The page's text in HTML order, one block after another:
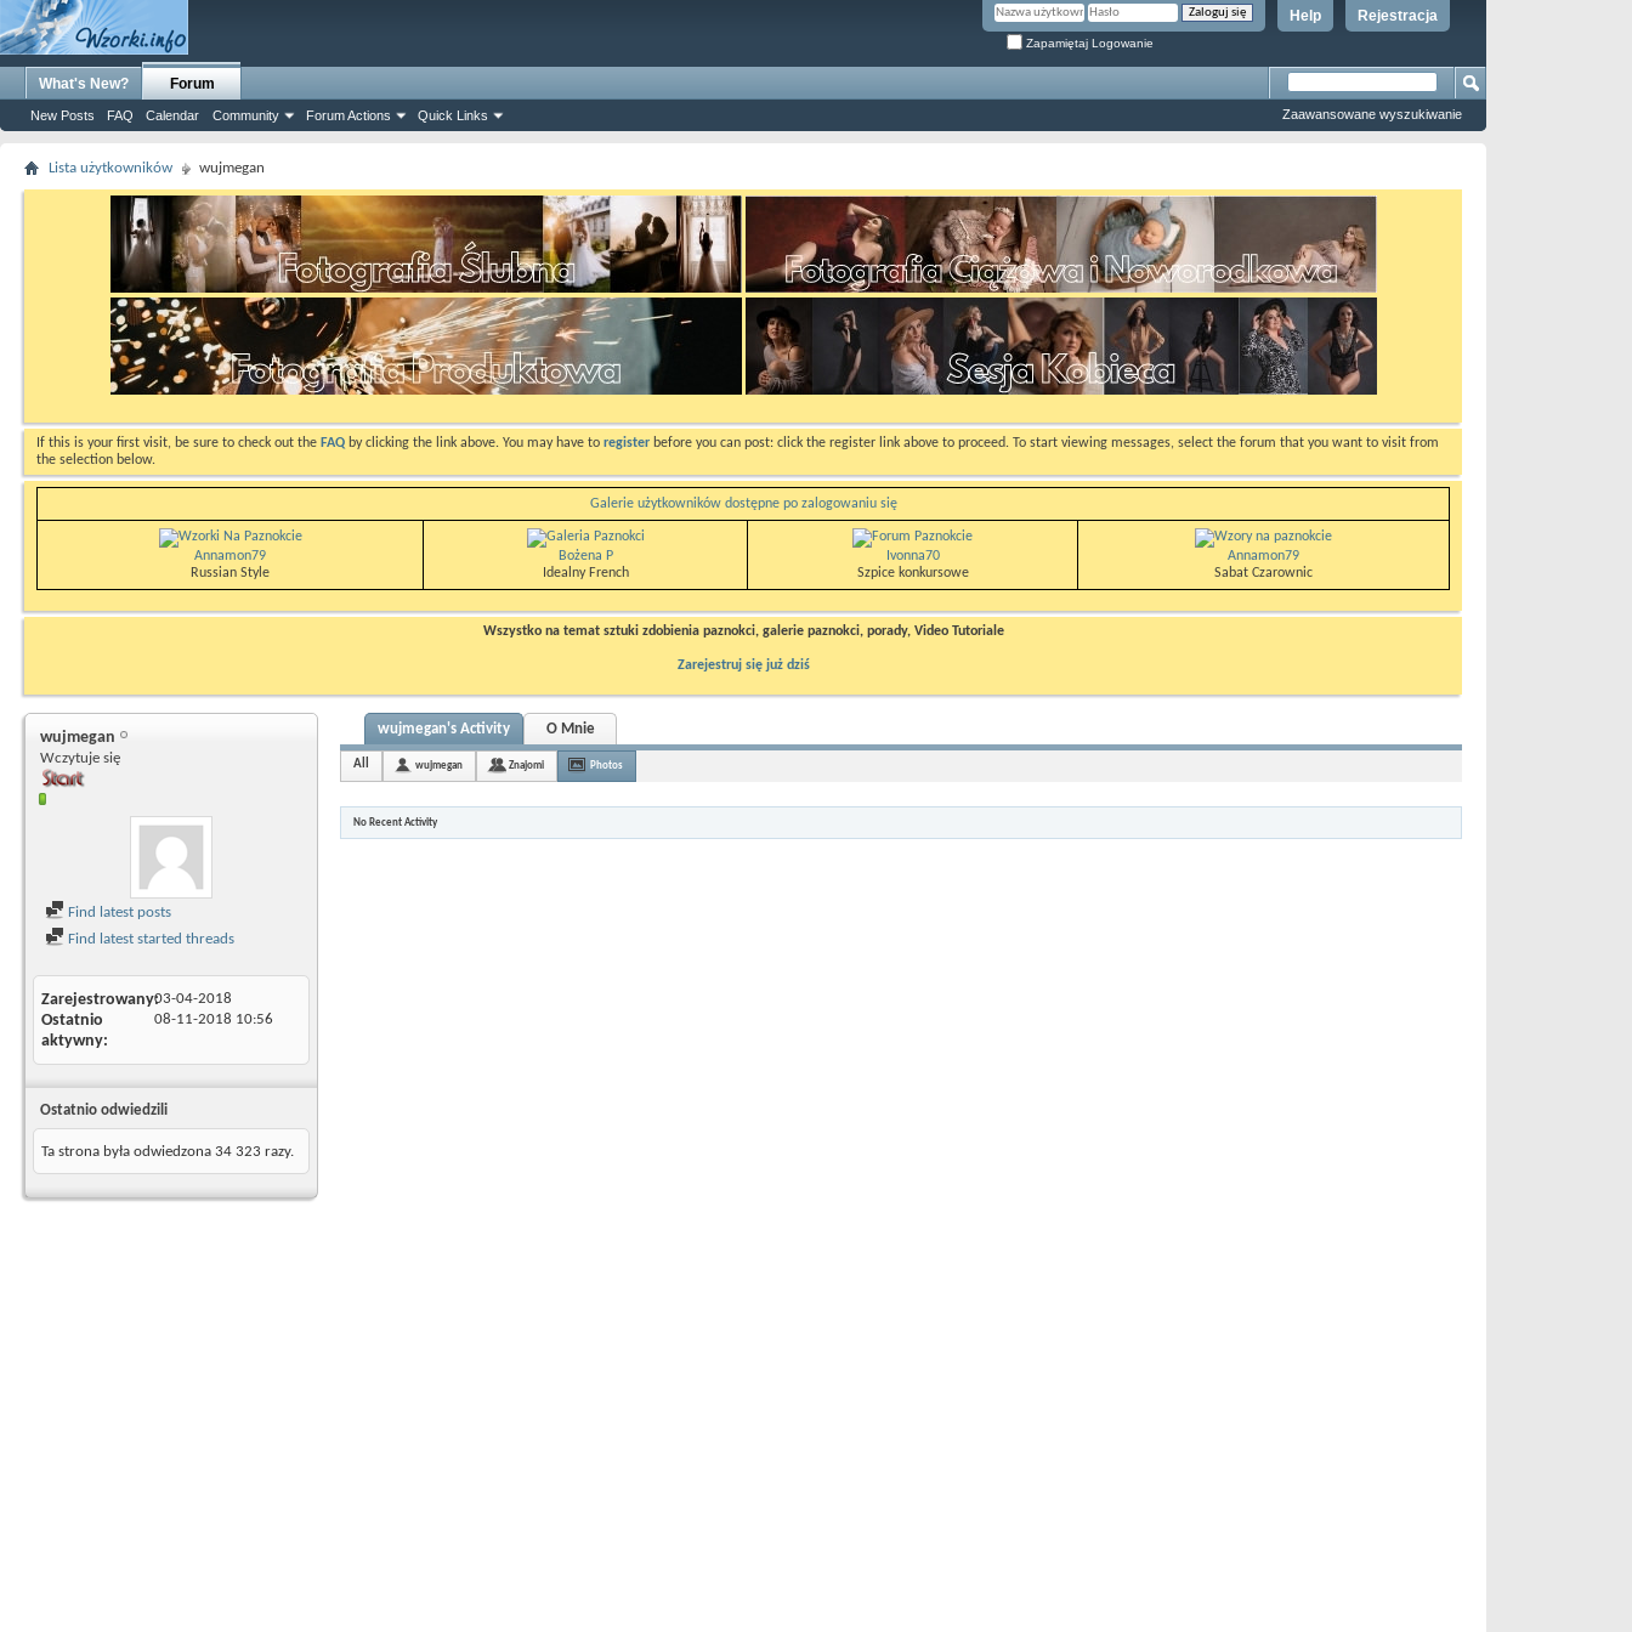
Rejestracja
Help
Zapamiętaj Logowanie
What's New? Forum
New Posts FAQ Calendar Community Forum Actions Quick Links Zaawansowane wyszukiwanie
Lista użytkowników wujmegan
If this is your first visit, be sure to check out the FAQ by clicking the link above. You may have to register before you can post: click the register link above to proceed. To start viewing messages, select the forum that you want to visit from
the selection below.
Galerie użytkowników dostępne po zalogowaniu się
Annamon79
Russian Style
Bożena P
Idealny French
Ivonna70
Szpice konkursowe
Annamon79
Sabat Czarownic
Wszystko na temat sztuki zdobienia paznokci, galerie paznokci, porady, Video Tutoriale
Zarejestruj się już dziś
wujmegan
Wczytuje się
Find latest posts
Find latest started threads
Zarejestrowany03-04-2018
Ostatnio
aktywny
08-11-2018 10:56
Ostatnio odwiedzili
Ta strona była odwiedzona 34 323 razy.
wujmegan's Activity O Mnie
All wujmegan Znajomi Photos
No Recent Activity